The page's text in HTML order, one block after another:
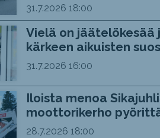
31.7.2026 18:00
Vielä on jäätelökesää
kärkeen aikuisten
31.7.2026 16:00
Iloista menoa
moottorikerho
28.7.2026 18:00